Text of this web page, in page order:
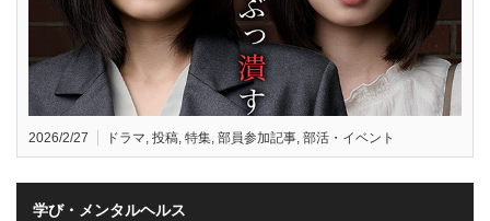
2026/2/27 ドラマ, 投稿, 特集, 部員参加記事, 部活・イベント
学び・メンタルヘルス